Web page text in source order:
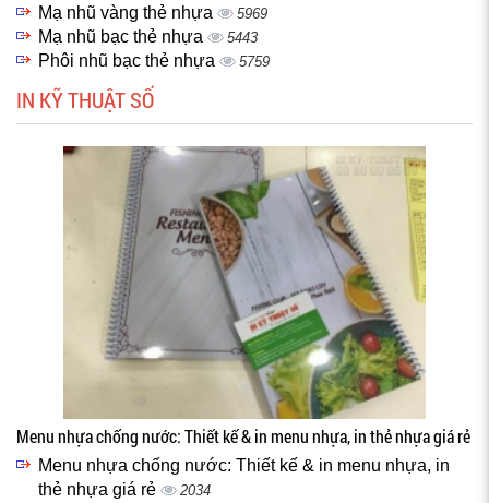
Mạ nhũ vàng thẻ nhựa 5969
Mạ nhũ bạc thẻ nhựa 5443
Phôi nhũ bạc thẻ nhựa 5759
IN KỸ THUẬT SỐ
Menu nhựa chống nước: Thiết kế & in menu nhựa, in thẻ nhựa giá rẻ
Menu nhựa chống nước: Thiết kế & in menu nhựa, in
thẻ nhựa giá rẻ
2034